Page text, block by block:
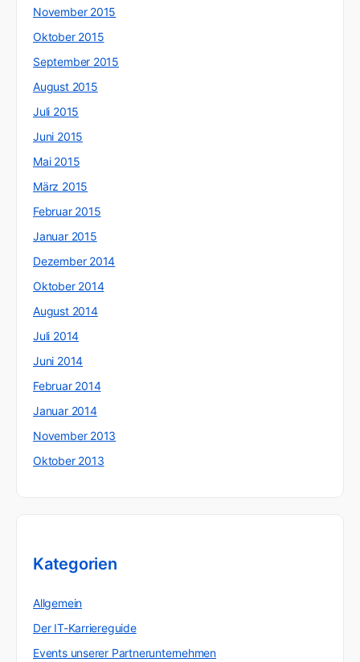
November 2015
Oktober 2015
September 2015
August 2015
Juli 2015
Juni 2015
Mai 2015
März 2015
Februar 2015
Januar 2015
Dezember 2014
Oktober 2014
August 2014
Juli 2014
Juni 2014
Februar 2014
Januar 2014
November 2013
Oktober 2013
Kategorien
Allgemein
Der IT-Karriereguide
Events unserer Partnerunternehmen